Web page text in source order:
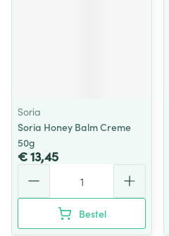
Soria
Soria Honey Balm Creme
50g
€ 13,45
Bestel